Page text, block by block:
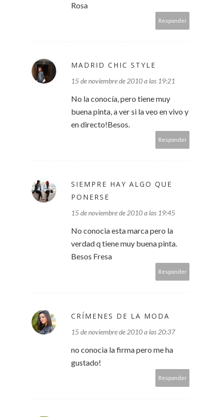
Rosa
Responder
MADRID CHIC STYLE
15 de noviembre de 2010 a las 19:21
No la conocía, pero tiene muy
buena pinta, a ver si la veo en vivo y
en directo!Besos.
Responder
SIEMPRE HAY ALGO QUE
PONERSE
15 de noviembre de 2010 a las 19:45
No conocia esta marca pero la
verdad q tiene muy buena pinta.
Besos Fresa
Responder
CRÍMENES DE LA MODA
15 de noviembre de 2010 a las 20:37
no conocia la firma pero me ha
gustado!
Responder